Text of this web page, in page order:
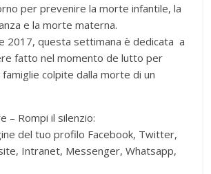
per prevenire la morte infantile, la
e la morte materna.
2017, questa settimana è dedicata a
fatto nel momento de lutto per
colpite dalla morte di un
– Rompi il silenzio:
del tuo profilo Facebook, Twitter,
Intranet, Messenger, Whatsapp,